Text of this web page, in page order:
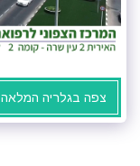
צפה בגלריה המלאה